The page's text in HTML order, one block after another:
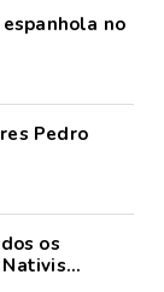
no
Pedro
os